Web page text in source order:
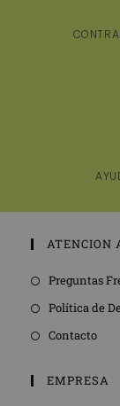
ATENCION
Preguntas
Política de
Contacto
EMPRESA